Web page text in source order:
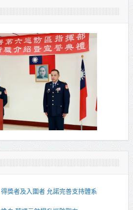
獎者及入圍者 允諾完善支持體系